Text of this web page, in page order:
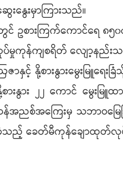
ေးနွေးမှာကြားသည်။
ဥစားကြက်ကောင်ရေ ၈၅၀
ကျစရိတ် လျော့နည်းသက်သ
နို့စားနွားမွေးမြူရေး
းနွား ၂၂ ကောင် မွေးမ
ာန်အညစ်အကြေးမှ သဘာဝ
သည့် ခေတ်မီကုန်ချောထုတ်လု